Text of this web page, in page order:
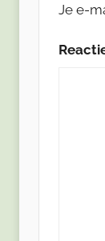
Je e-